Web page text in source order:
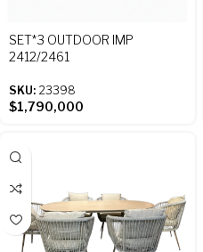
SET*3 OUTDOOR IMP
2412/2461
SKU: 23398
$1,790,000